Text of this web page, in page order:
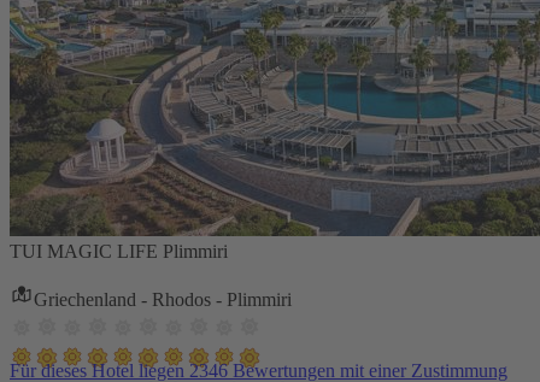
TUI MAGIC LIFE Plimmiri
Griechenland - Rhodos - Plimmiri
Für dieses Hotel liegen 2346 Bewertungen mit einer Zustimmung